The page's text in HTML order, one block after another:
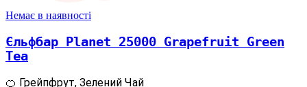
Немає в наявності
Єльфбар Planet 25000 Grapefruit Green
Tea
🍊 Грейпфрут, Зелений Чай